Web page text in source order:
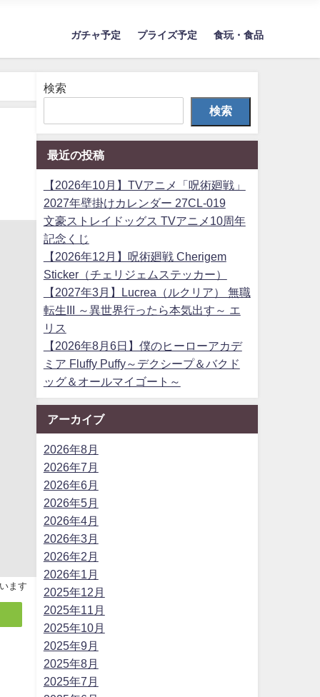
ガチャ予定 プライズ予定 食玩・食品
ます
検索
検索
最近の投稿
【2026年10月】TVアニメ「呪術廻戦」
2027年壁掛けカレンダー 27CL-019
文豪ストレイドッグス TVアニメ10周年
記念くじ
【2026年12月】呪術廻戦 Cherigem
Sticker（チェリジェムステッカー）
【2027年3月】Lucrea（ルクリア） 無職
転生III ～異世界行ったら本気出す～ エ
リス
【2026年8月6日】僕のヒーローアカデ
ミア Fluffy Puffy～デクシープ＆バクド
ッグ＆オールマイゴート～
アーカイブ
2026年8月
2026年7月
2026年6月
2026年5月
2026年4月
2026年3月
2026年2月
2026年1月
2025年12月
2025年11月
2025年10月
2025年9月
2025年8月
2025年7月